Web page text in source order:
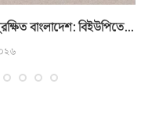
বাংলাদেশ: বিইউপিতে...